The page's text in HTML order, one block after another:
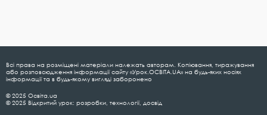
Всі права на розміщені матеріали належать авторам. Копіювання, тиражування
або розповсюдження інформації сайту «Урок.ОСВІТА.UA» на будь-яких носіях
інформації та в будь-якому вигляді заборонено
© 2025 Освіта.ua
© 2025 Відкритий урок: розробки, технології, досвід